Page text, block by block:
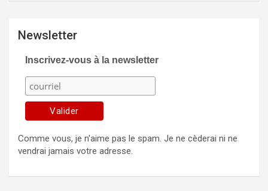
Newsletter
Inscrivez-vous à la newsletter
Comme vous, je n'aime pas le spam. Je ne cèderai ni ne
vendrai jamais votre adresse.